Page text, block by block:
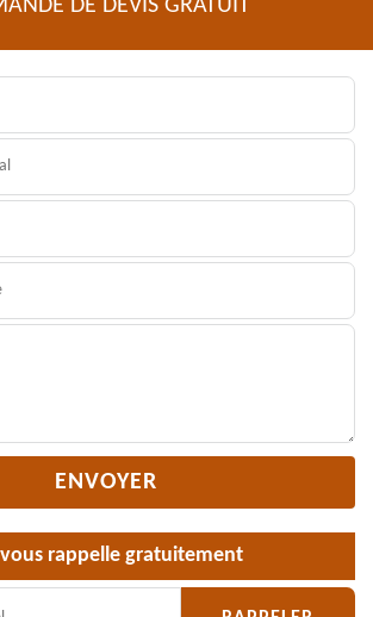
DE DEVIS GRATUIT
rappelle gratuitement